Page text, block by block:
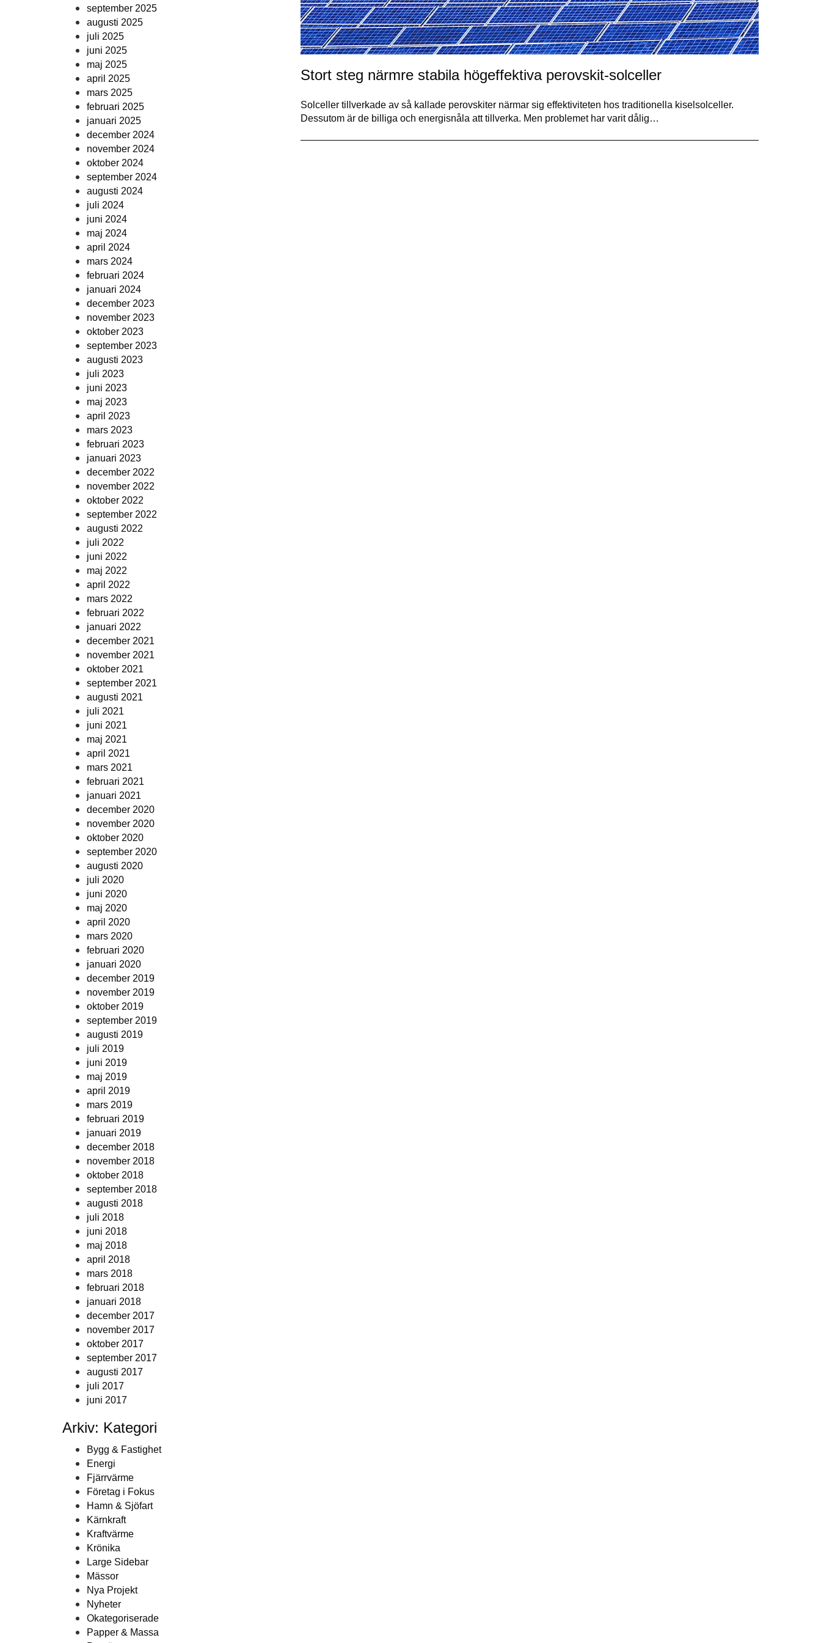
september 2025
augusti 2025
juli 2025
juni 2025
maj 2025
april 2025
mars 2025
februari 2025
januari 2025
december 2024
november 2024
oktober 2024
september 2024
augusti 2024
juli 2024
juni 2024
maj 2024
april 2024
mars 2024
februari 2024
januari 2024
december 2023
november 2023
oktober 2023
september 2023
augusti 2023
juli 2023
juni 2023
maj 2023
april 2023
mars 2023
februari 2023
januari 2023
december 2022
november 2022
oktober 2022
september 2022
augusti 2022
juli 2022
juni 2022
maj 2022
april 2022
mars 2022
februari 2022
januari 2022
december 2021
november 2021
oktober 2021
september 2021
augusti 2021
juli 2021
juni 2021
maj 2021
april 2021
mars 2021
februari 2021
januari 2021
december 2020
november 2020
oktober 2020
september 2020
augusti 2020
juli 2020
juni 2020
maj 2020
april 2020
mars 2020
februari 2020
januari 2020
december 2019
november 2019
oktober 2019
september 2019
augusti 2019
juli 2019
juni 2019
maj 2019
april 2019
mars 2019
februari 2019
januari 2019
december 2018
november 2018
oktober 2018
september 2018
augusti 2018
juli 2018
juni 2018
maj 2018
april 2018
mars 2018
februari 2018
januari 2018
december 2017
november 2017
oktober 2017
september 2017
augusti 2017
juli 2017
juni 2017
Arkiv: Kategori
Bygg & Fastighet
Energi
Fjärrvärme
Företag i Fokus
Hamn & Sjöfart
Kärnkraft
Kraftvärme
Krönika
Large Sidebar
Mässor
Nya Projekt
Nyheter
Okategoriserade
Papper & Massa
Stort steg närmre stabila högeffektiva perovskit-solceller
Solceller tillverkade av så kallade perovskiter närmar sig effektiviteten hos traditionella kiselsolceller.
Dessutom är de billiga och energisnåla att tillverka. Men problemet har varit dålig…